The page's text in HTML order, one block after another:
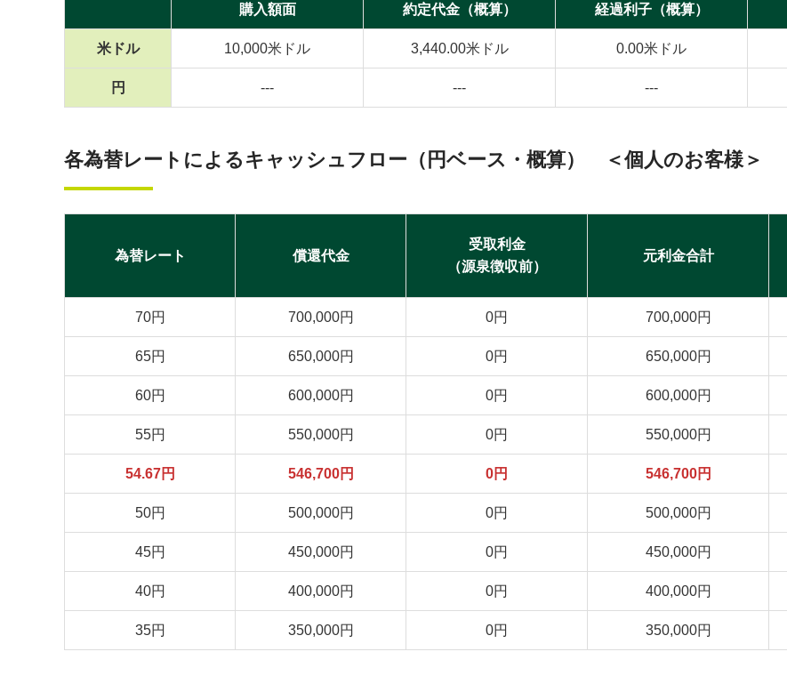
購入額面 約定代金（概算） 経過利子（概算）
米ドル 10,000米ドル 3,440.00米ドル 0.00米ドル
円 --- --- ---
各為替レートによるキャッシュフロー（円ベース・概算） ＜個人のお客様＞
為替レート 償還代金
受取利金
（源泉徴収前）
元利金合計
70円 700,000円 0円 700,000円
65円 650,000円 0円 650,000円
60円 600,000円 0円 600,000円
55円 550,000円 0円 550,000円
54.67円 546,700円 0円 546,700円
50円 500,000円 0円 500,000円
45円 450,000円 0円 450,000円
40円 400,000円 0円 400,000円
35円 350,000円 0円 350,000円